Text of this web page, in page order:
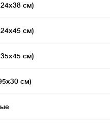
см)
см)
см)
см)